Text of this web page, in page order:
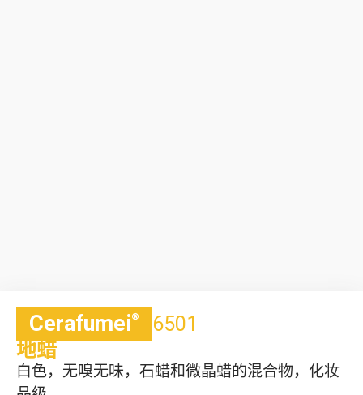
Cerafumei®
6501
地蜡
白色，无嗅无味，石蜡和微晶蜡的混合物，化妆